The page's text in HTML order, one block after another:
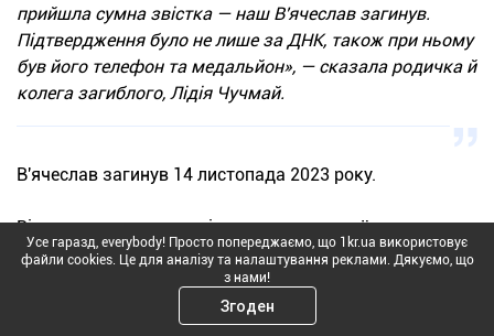
прийшла сумна звістка — наш В'ячеслав загинув.
Підтвердження було не лише за ДНК, також при ньому
був його телефон та медальйон», — сказала родичка й
колега загиблого, Лідія Чучмай.
В'ячеслав загинув 14 листопада 2023 року.
Вічна пошана та вдячність кожному українському
Герою!
Повідомте нам, якщо втратили на війні близького,
гугл-форму.
Усе гаразд, everybody! Просто попереджаємо, що 1kr.ua використовує
файли cookies. Це для аналізу та налаштування реклами. Дякуємо, що
з нами!
Згоден